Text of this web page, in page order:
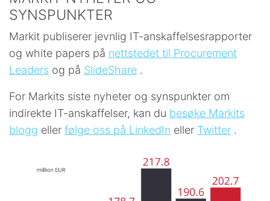
SYNSPUNKTER
Markit publiserer jevnlig IT-anskaffelsesrapporter
og white papers på nettstedet til Procurement
Leaders og på SlideShare .
For Markits siste nyheter og synspunkter om
indirekte IT-anskaffelser, kan du besøke Markits
blogg eller følge oss på LinkedIn eller Twitter .